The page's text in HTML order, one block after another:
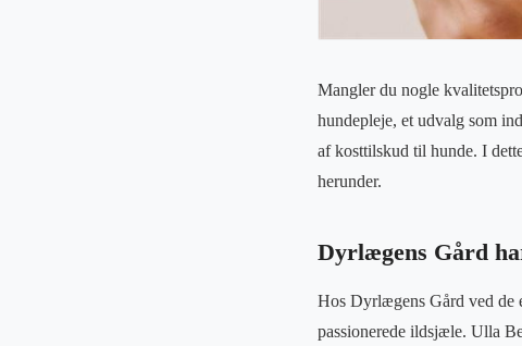
Mangler du nogle
hundepleje, et udvalg som
af kosttilskud til hunde. I
herunder.
Dyrlægens Gård
Hos Dyrlægens Gård ved de
passionerede ildsjæle. Ulla